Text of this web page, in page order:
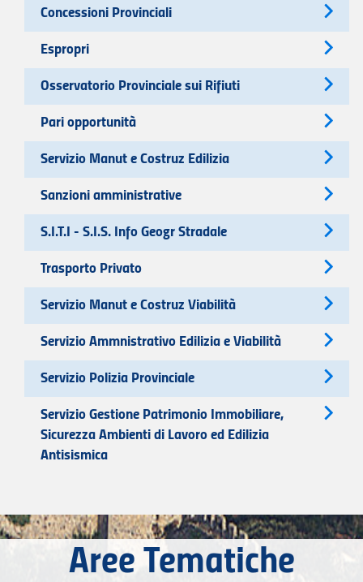
Concessioni Provinciali
Espropri
Osservatorio Provinciale sui Rifiuti
Pari opportunità
Servizio Manut e Costruz Edilizia
Sanzioni amministrative
S.I.T.I - S.I.S. Info Geogr Stradale
Trasporto Privato
Servizio Manut e Costruz Viabilità
Servizio Ammnistrativo Edilizia e Viabilità
Servizio Polizia Provinciale
Servizio Gestione Patrimonio Immobiliare,
Sicurezza Ambienti di Lavoro ed Edilizia
Antisismica
Aree Tematiche